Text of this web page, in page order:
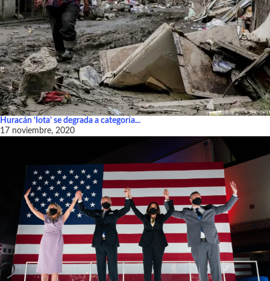
Huracán ‘Iota’ se degrada a categoría...
17 noviembre, 2020